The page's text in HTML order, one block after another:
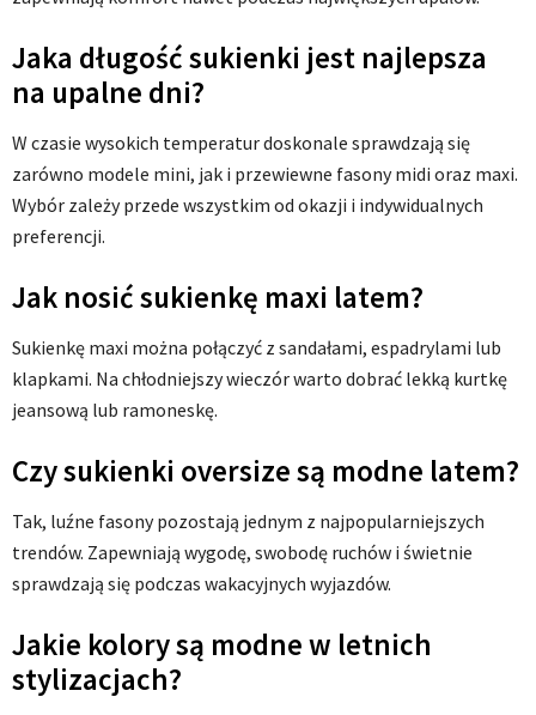
Jaka długość sukienki jest najlepsza
na upalne dni?
W czasie wysokich temperatur doskonale sprawdzają się
zarówno modele mini, jak i przewiewne fasony midi oraz maxi.
Wybór zależy przede wszystkim od okazji i indywidualnych
preferencji.
Jak nosić sukienkę maxi latem?
Sukienkę maxi można połączyć z sandałami, espadrylami lub
klapkami. Na chłodniejszy wieczór warto dobrać lekką kurtkę
jeansową lub ramoneskę.
Czy sukienki oversize są modne latem?
Tak, luźne fasony pozostają jednym z najpopularniejszych
trendów. Zapewniają wygodę, swobodę ruchów i świetnie
sprawdzają się podczas wakacyjnych wyjazdów.
Jakie kolory są modne w letnich
stylizacjach?